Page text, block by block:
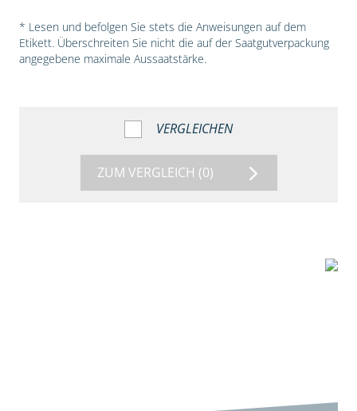
* Lesen und befolgen Sie stets die Anweisungen auf dem
Etikett. Überschreiten Sie nicht die auf der Saatgutverpackung
angegebene maximale Aussaatstärke.
VERGLEICHEN
ZUM VERGLEICH (0)